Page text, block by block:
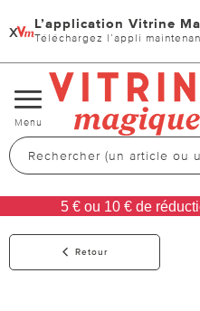
x L’application Vitrine
Téléchargez l’appli
Changer
de
navigation
Menu
5 € ou 10 € de
Retour